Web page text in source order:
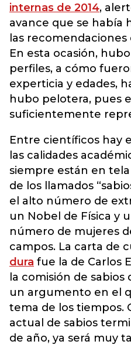
internas de 2014,
avance que se había
las
En esta ocasión,
perfiles, a cómo
experticia y edades,
hubo pelotera, pues
suficientemente
Entre científicos hay
las calidades
siempre están en tela
de los llamados
el alto número de
un Nobel de Física y
número de mujeres
campos. La carta de
dura fue la de Carlos
la comisión de sabios
un argumento en el
tema de los tiempos.
actual de sabios
de año, ya será muy